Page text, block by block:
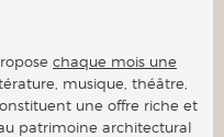
chaque mois une
musique, théâtre,
une offre riche et
patrimoine architectural